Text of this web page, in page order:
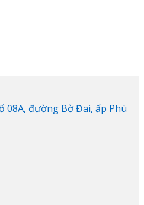
08A, đường Bờ Đai, ấp Phù